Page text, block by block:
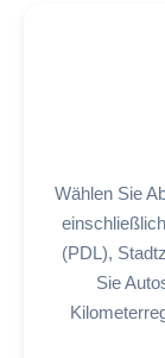
Wählen Sie
(PDL),
Sie